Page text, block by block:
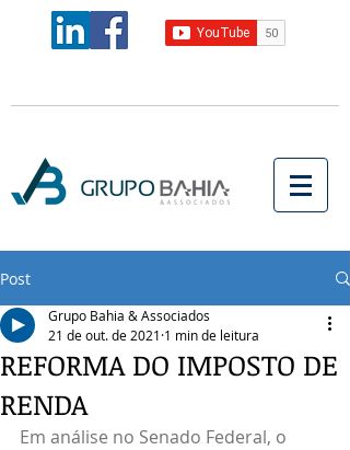
Post
REFORMA DO IMPOSTO DE
RENDA
Grupo Bahia & Associados
21 de out. de 2021 1 min de leitura
Em análise no Senado Federal, o